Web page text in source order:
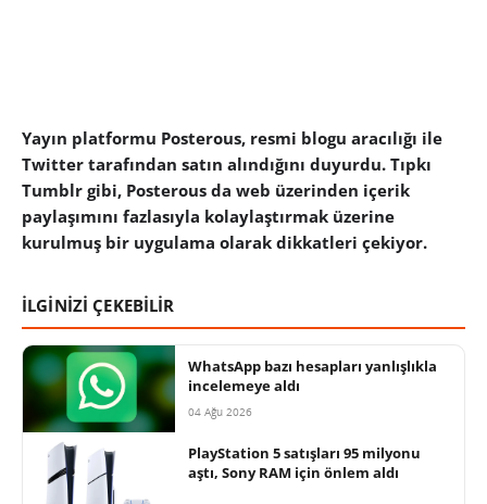
Yayın platformu Posterous, resmi blogu aracılığı ile
Twitter tarafından satın alındığını duyurdu. Tıpkı
Tumblr gibi, Posterous da web üzerinden içerik
paylaşımını fazlasıyla kolaylaştırmak üzerine
kurulmuş bir uygulama olarak dikkatleri çekiyor.
İLGİNİZİ ÇEKEBİLİR
WhatsApp bazı hesapları yanlışlıkla
incelemeye aldı
04 Ağu 2026
PlayStation 5 satışları 95 milyonu
aştı, Sony RAM için önlem aldı